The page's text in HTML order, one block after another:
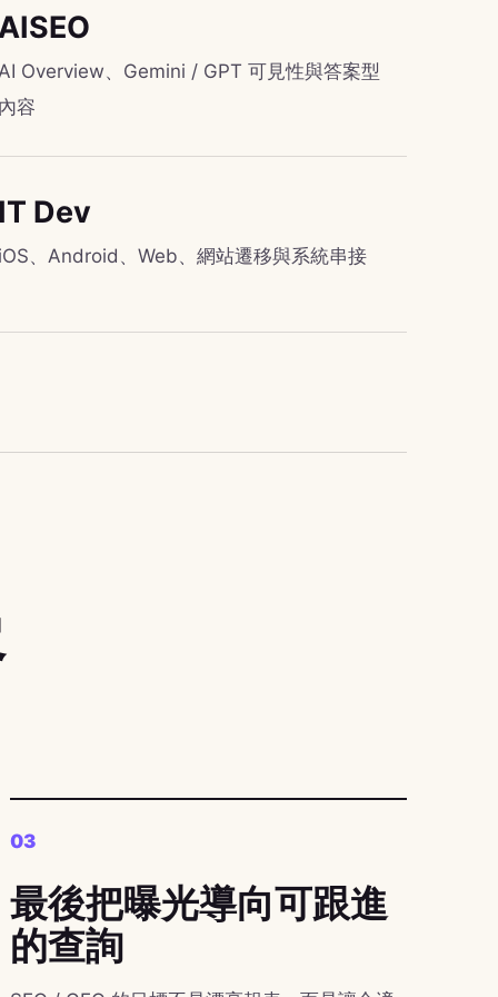
Overview、Gemini / GPT 可見性與答案型
容
Dev
、Android、Web、網站遷移與系統串接
03
最後把曝光導向可跟進
的查詢